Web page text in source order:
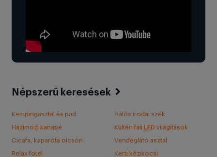
Népszerű keresések
Kempingasztal és pad
Házimozi kanapé
Cicafa, kaparófa olcsón
Relax fotel
Hálós irodai szék
Kültéri fali LED világítások
Vendéglátó asztal
Kerti kézikocsi